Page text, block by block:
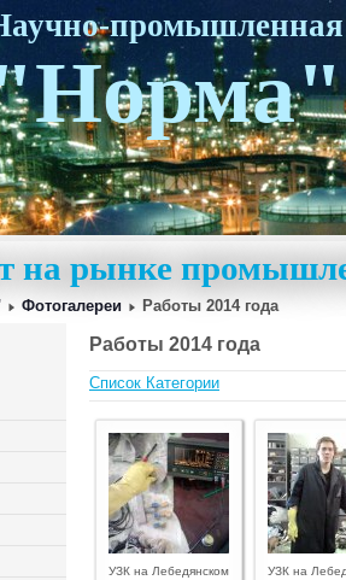
на рынке
Фотогалереи Работы 2014 года
Работы 2014 года
Список Категории
УЗК на Лебедянском
УЗК на